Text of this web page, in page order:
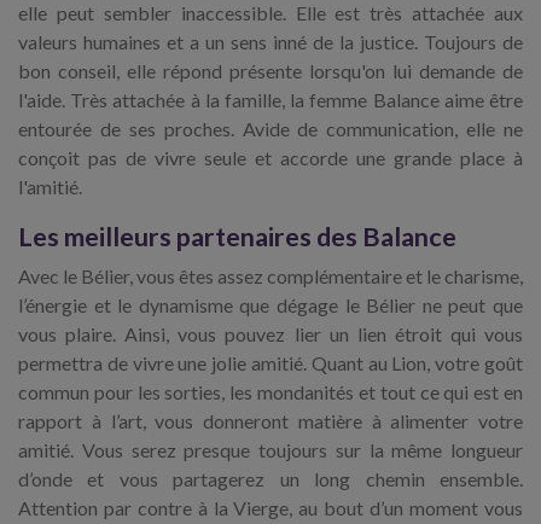
elle peut sembler inaccessible. Elle est très attachée aux
valeurs humaines et a un sens inné de la justice. Toujours de
bon conseil, elle répond présente lorsqu'on lui demande de
l'aide. Très attachée à la famille, la femme Balance aime être
entourée de ses proches. Avide de communication, elle ne
conçoit pas de vivre seule et accorde une grande place à
l'amitié.
Les meilleurs partenaires des Balance
Avec le Bélier, vous êtes assez complémentaire et le charisme,
l’énergie et le dynamisme que dégage le Bélier ne peut que
vous plaire. Ainsi, vous pouvez lier un lien étroit qui vous
permettra de vivre une jolie amitié. Quant au Lion, votre goût
commun pour les sorties, les mondanités et tout ce qui est en
rapport à l’art, vous donneront matière à alimenter votre
amitié. Vous serez presque toujours sur la même longueur
d’onde et vous partagerez un long chemin ensemble.
Attention par contre à la Vierge, au bout d’un moment vous